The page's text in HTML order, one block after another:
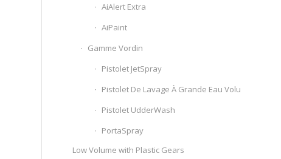
AiAlert Extra
AiPaint
Gamme Vordin
Pistolet JetSpray
Pistolet De Lavage À Grande Eau VoluSpray
Pistolet UdderWash
PortaSpray
Low Volume with Plastic Gears